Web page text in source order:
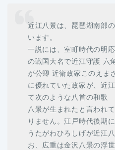
近江八景は、琵琶湖南部
います。
一説には、室町時代の
の戦国大名で近江守護 六
が公卿 近衛政家このえま
に優れていた政家が、近
て次のような八首の和歌
八景が生まれたと言われ
りません。江戸時代後期
うたがわひろしげが近江
お、広重は金沢八景の浮